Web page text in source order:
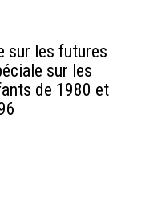
sur les futures
sur les
de 1980 et